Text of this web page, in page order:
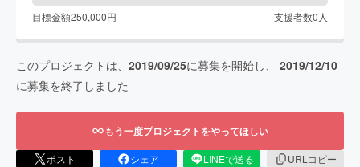
目標金額250,000円 支援者数0 人
このプロジェクトは、 2019/09/25に募集を開始し、 2019/12/10
に募集を終了しました
もう一度プロジェクトをやってほしい
ポスト シェア LINEで送る
URLコピー